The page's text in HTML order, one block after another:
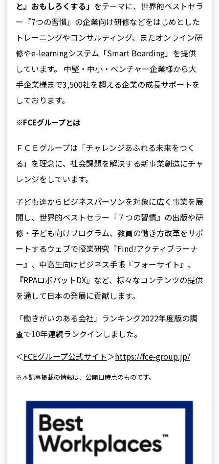
と』おもしろくする」 をテーマに、世界的ベストセラ
ー『7つの習慣』の企業向け研修などをはじめとした
トレーニングやコンサルティング、またオンライン研
修やe-learningシステム「Smart Boarding」を提供
しています。 中堅・中小・ベンチャー企業様から大
手企業様まで3,500社を超える企業の成長サポートを
しております。
※FCEグループとは
ＦＣＥグループは「チャレンジあふれる未来をつく
る」を理念に、社会課題を解決する新事業創造にチャ
レンジをしています。
子ども達からビジネスパーソンを対象に広く事業を展
開し、世界的ベストセラー『７つの習慣』の出版や研
修・子ども向けプログラム、教員の働き方改革をサポ
ートするウェブで授業研究『Find!アクティブラーナ
ー』、中高生向けビジネス手帳『フォーサイト』、
『RPAロボパットDX』など、様々なコンテンツの提供
を通して日本の発展に貢献します。
「働きがいのある会社」ランキング2022年度版の調
査で10年連続ランクインしました。
＜FCEグループ公式サイト＞https://fce-group.jp/
※本記事掲載の情報は、公開日時点のものです。